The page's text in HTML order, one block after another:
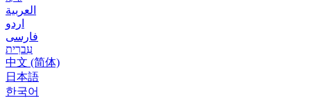
العربية
اردو
فارسی
עִברִית
中文 (简体)
日本語
한국어